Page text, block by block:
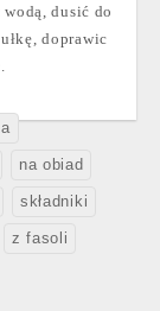
dusić do
doprawic
na obiad
składniki
z fasoli